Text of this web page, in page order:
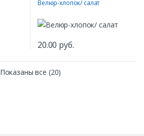
Велюр-хлопок/ салат
20.00 руб.
Показаны все (20)